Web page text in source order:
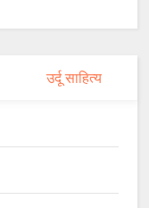
उर्दू साहित्य